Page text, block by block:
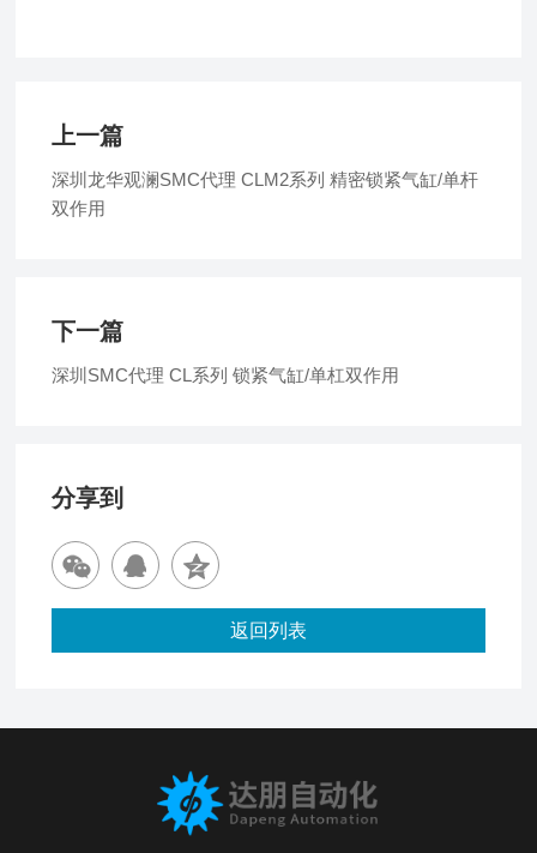
上一篇
深圳龙华观澜SMC代理 CLM2系列 精密锁紧气缸/单杆
双作用
下一篇
深圳SMC代理 CL系列 锁紧气缸/单杠双作用
分享到
返回列表